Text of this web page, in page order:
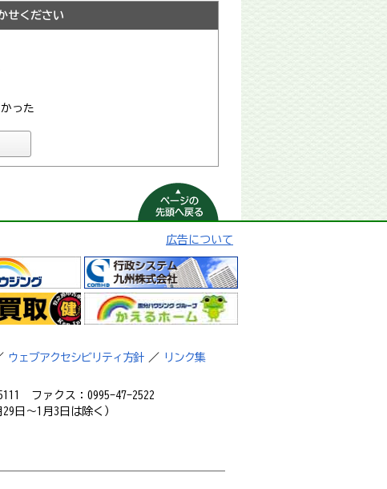
せください
った
ページの先頭へ
戻る
広告について
ウェブアクセシビリティ方針 ／ リンク集
ファクス：0995-47-2522
日～1月3日は除く）